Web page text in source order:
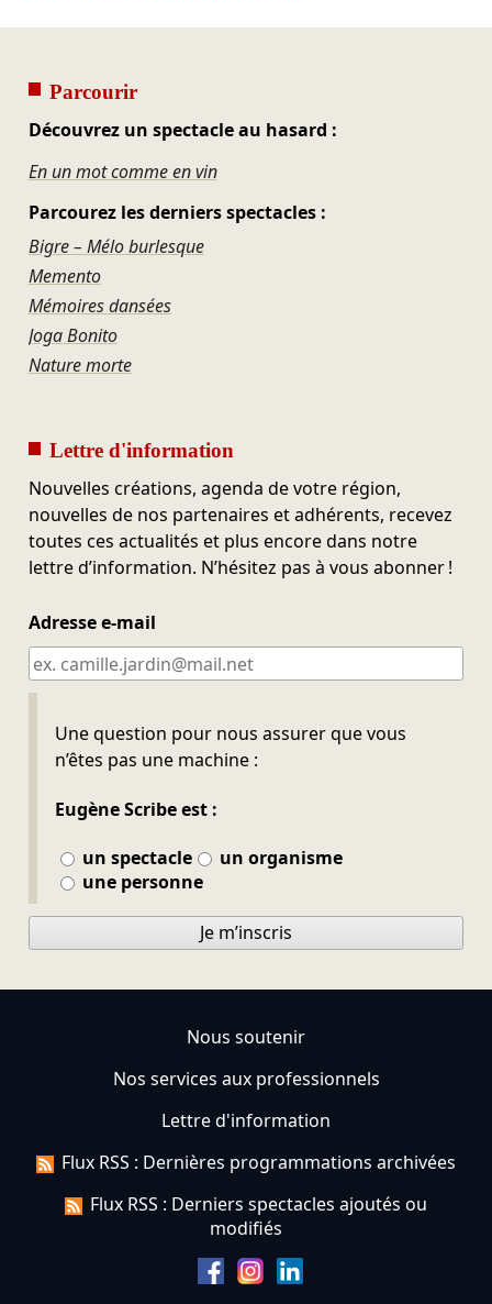
Parcourir
Découvrez un spectacle au hasard :
En un mot comme en vin
Parcourez les derniers spectacles :
Bigre – Mélo burlesque
Memento
Mémoires dansées
Joga Bonito
Nature morte
Lettre d'information
Nouvelles créations, agenda de votre région,
nouvelles de nos partenaires et adhérents, recevez
toutes ces actualités et plus encore dans notre
lettre d’information. N’hésitez pas à vous abonner !
Adresse e-mail
Une question pour nous assurer que vous
n’êtes pas une machine :
Eugène Scribe est :
un spectacle
un organisme
une personne
Ne pas remplir
Je m’inscris
Nous soutenir
Nos services aux professionnels
Lettre d'information
Flux RSS : Dernières programmations archivées
Flux RSS : Derniers spectacles ajoutés ou
modifiés